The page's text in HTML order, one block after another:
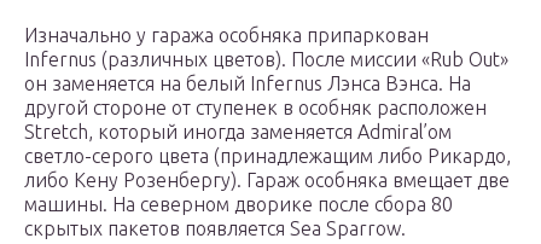
Изначально у гаража особняка припаркован
Infernus (различных цветов). После миссии «Rub Out»
он заменяется на белый Infernus Лэнса Вэнса. На
другой стороне от ступенек в особняк расположен
Stretch, который иногда заменяется Admiral’ом
светло-серого цвета (принадлежащим либо Рикардо,
либо Кену Розенбергу). Гараж особняка вмещает две
машины. На северном дворике после сбора 80
скрытых пакетов появляется Sea Sparrow.